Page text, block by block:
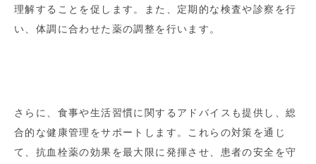
理解することを促します。また、定期的な検査や診察を行
い、体調に合わせた薬の調整を行います。
さらに、食事や生活習慣に関するアドバイスも提供し、総
合的な健康管理をサポートします。これらの対策を通じ
て、抗血栓薬の効果を最大限に発揮させ、患者の安全を守